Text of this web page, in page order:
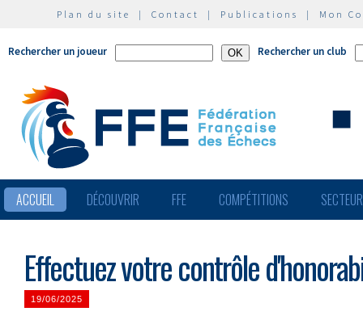
Plan du site | Contact | Publications | Mon
Rechercher un joueur Rechercher un club
ACCUEIL DÉCOUVRIR FFE COMPÉTITIONS
Effectuez votre contrôle
19/06/2025